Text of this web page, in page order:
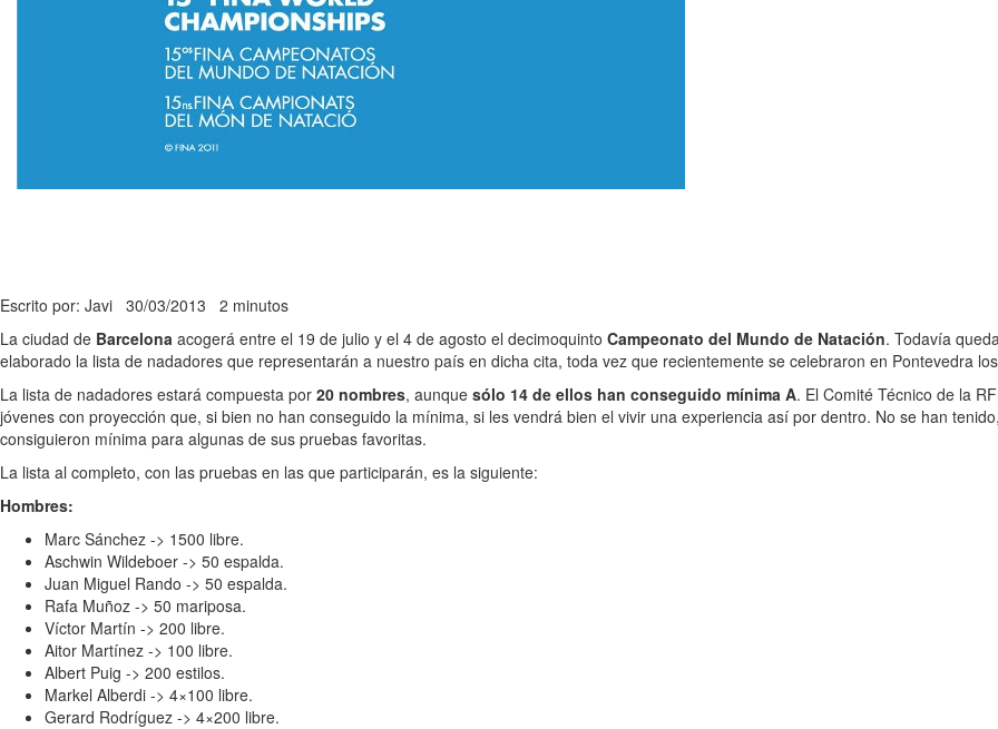
Escrito por: Javi 30/03/2013 2 minutos
La ciudad de Barcelona acogerá entre el 19 de julio y el 4 de agosto el decimoquinto Campeonato del Mundo de Natación. Todavía
elaborado la lista de nadadores que representarán a nuestro país en dicha cita, toda vez que recientemente se celebraron en Pontevedra
La lista de nadadores estará compuesta por 20 nombres, aunque sólo 14 de ellos han conseguido mínima A. El Comité Técnico de la
jóvenes con proyección que, si bien no han conseguido la mínima, si les vendrá bien el vivir una experiencia así por dentro. No se han
consiguieron mínima para algunas de sus pruebas favoritas.
La lista al completo, con las pruebas en las que participarán, es la siguiente:
Hombres:
Marc Sánchez -> 1500 libre.
Aschwin Wildeboer -> 50 espalda.
Juan Miguel Rando -> 50 espalda.
Rafa Muñoz -> 50 mariposa.
Víctor Martín -> 200 libre.
Aitor Martínez -> 100 libre.
Albert Puig -> 200 estilos.
Markel Alberdi -> 4×100 libre.
Gerard Rodríguez -> 4×200 libre.